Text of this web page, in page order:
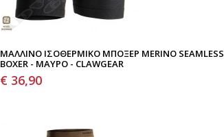
ΜΆΛΛΙΝΟ ΙΣΟΘΕΡΜΙΚΌ ΜΠΌΞΕΡ MERINO SEAMLESS
BOXER - ΜΑΎΡΟ - CLAWGEAR
€ 36,90